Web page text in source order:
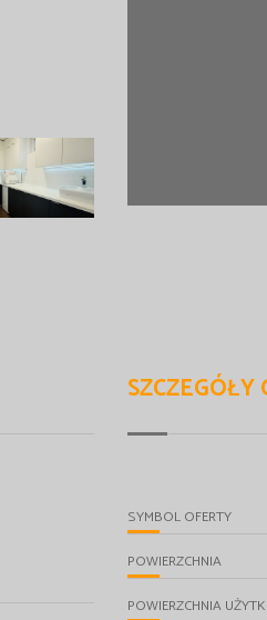
SZCZEGÓŁY
SYMBOL OFERTY
POWIERZCHNIA
POWIERZCHNIA